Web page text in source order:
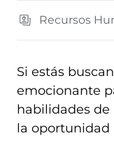
Recursos
Si estás
emocionante
habilidades de
la oportunidad